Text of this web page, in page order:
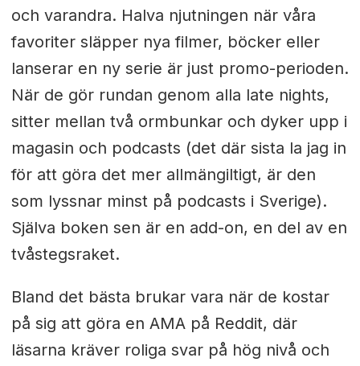
och varandra. Halva njutningen när våra
favoriter släpper nya filmer, böcker eller
lanserar en ny serie är just promo-perioden.
När de gör rundan genom alla late nights,
sitter mellan två ormbunkar och dyker upp i
magasin och podcasts (det där sista la jag in
för att göra det mer allmängiltigt, är den
som lyssnar minst på podcasts i Sverige).
Själva boken sen är en add-on, en del av en
tvåstegsraket.
Bland det bästa brukar vara när de kostar
på sig att göra en AMA på Reddit, där
läsarna kräver roliga svar på hög nivå och